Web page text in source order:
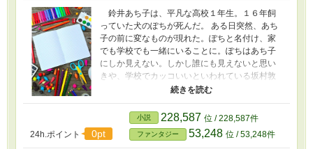
鈴井あち子は、平凡な高校１年生。１６年飼
っていた犬のぽちが死んだ。 ある日突然、あち
子の前に変なものが現れた。ぽちと名付け、家
でも学校でも一緒にいることに。ぽちはあち子
にしか見えない。しかし誰にも見えないと思い
きや、学校でカッコいいといわれている坂村敦
也にも見えていた。その日から坂村とあち子の
ちも参戦！
24h.ポイント 0pt
小説 228,587 位 / 228,587件
ファンタジー 53,248 位 / 53,248件